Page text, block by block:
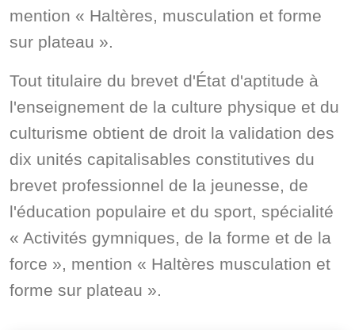
mention « Haltères, musculation et forme
sur plateau ».
Tout titulaire du brevet d'État d'aptitude à
l'enseignement de la culture physique et du
culturisme obtient de droit la validation des
dix unités capitalisables constitutives du
brevet professionnel de la jeunesse, de
l'éducation populaire et du sport, spécialité
« Activités gymniques, de la forme et de la
force », mention « Haltères musculation et
forme sur plateau ».